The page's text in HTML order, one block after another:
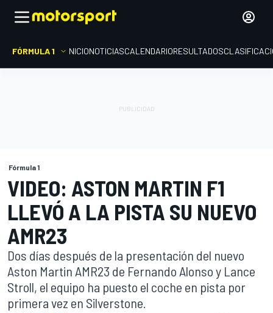
FÓRMULA 1 INICIONOTICIASCALENDARIORESULTADOS
Fórmula 1
VIDEO: ASTON MARTIN F1
LLEVÓ A LA PISTA SU NUEVO
AMR23
Dos días después de la presentación del nuevo
Aston Martin AMR23 de Fernando Alonso y Lance
Stroll, el equipo ha puesto el coche en pista por
primera vez en Silverstone.